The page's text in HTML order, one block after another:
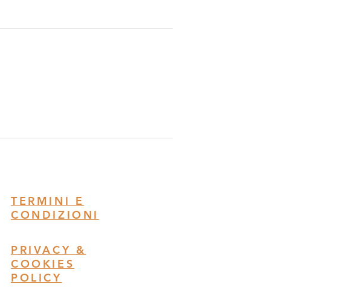
TERMINI E
CONDIZIONI
PRIVACY &
COOKIES
POLICY